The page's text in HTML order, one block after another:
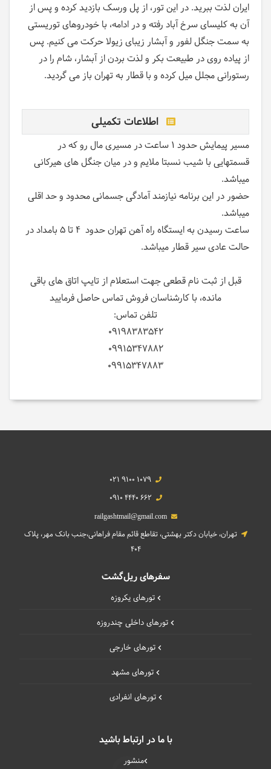
ایران لذت ببرید. در این تور، از پل ورسک بازدید کرده و پس از
آن به کلیسای سرخ آباد رفته و در ادامه، با خودروهای توریستی
به سمت جنگل لفور و آبشار زیبای زیولا حرکت می کنیم. پس
از پیاده روی در طبیعت بکر و لذت بردن از آبشار، شام را در
رستورانی مجلل میل کرده و با قطار به تهران باز می گردید.
اطلاعات تکمیلی
مسیر پیمایش حدود 1 ساعت در مسیری مال رو که در
قسمتهایی با شیب نسبتا ملایم و در میان جنگل های هیرکانی
میباشد.
حضور در این برنامه نیازمند آمادگی جسمانی محدود و حد اقلی
میباشد.
ساعت رسیدن به ایستگاه راه آهن تهران حدود 4 تا 5 بامداد در
حالت عادی سیر قطار میباشد.
قبل از ثبت نام قطعی جهت استعلام از تایپ اتاق های باقی
مانده، با کارشناسان فروش تماس حاصل فرمایید
تلفن تماس:
09198383542
09915347882
09915347883
021 9100 1079
0910 4440 662
railgashtmail@gmail.com
تهران، خیابان دکتر بهشتی، تقاطع قائم مقام فراهانی،جنب بانک مهر، پلاک
404
سفرهای ریل‌گشت
تورهای یکروزه
تورهای داخلی چند‌روزه
تورهای خارجی
تورهای مشهد
تورهای انفرادی
با ما در ارتباط باشید
منشور